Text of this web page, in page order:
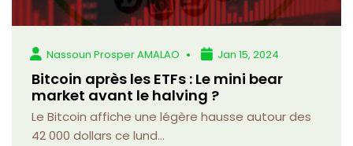
Nassoun Prosper AMALAO Jan 15, 2024
Bitcoin après les ETFs : Le mini bear
market avant le halving ?
Le Bitcoin affiche une légère hausse autour des
42 000 dollars ce lund...